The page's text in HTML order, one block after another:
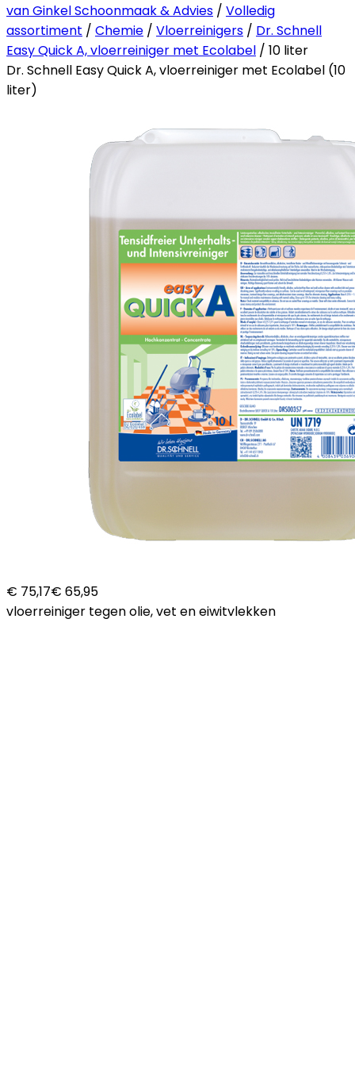
van Ginkel Schoonmaak & Advies / Volledig
assortiment / Chemie / Vloerreinigers / Dr. Schnell
Easy Quick A, vloerreiniger met Ecolabel / 10 liter
Dr. Schnell Easy Quick A, vloerreiniger met Ecolabel (10
liter)
€ 75,17€ 65,95
vloerreiniger tegen olie, vet en eiwitvlekken